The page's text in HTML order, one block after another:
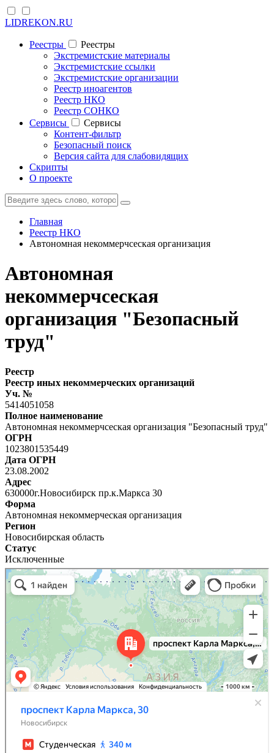
LIDREKON.RU
Реестры
Реестры
Экстремистские материалы
Экстремистские ссылки
Экстремистские организации
Реестр иноагентов
Реестр НКО
Реестр СОНКО
Cервисы
Cервисы
Контент-фильтр
Безопасный поиск
Версия сайта для слабовидящих
Скрипты
О проекте
Главная
Реестр НКО
Автономная некоммерчсеская организация
Автономная
некоммерчсеская
организация "Безопасный
труд"
Реестр
Реестр иных некоммерческих организаций
Уч. №
5414051058
Полное наименование
Автономная некоммерчсеская организация "Безопасный труд"
ОГРН
1023801535449
Дата ОГРН
23.08.2002
Адрес
630000г.Новосибирск пр.к.Маркса 30
Форма
Автономная некоммерческая организация
Регион
Новосибирская область
Статус
Исключенные